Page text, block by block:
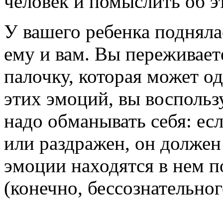
У вашего ребенка
ему и вам. Вы
палочку, которая может
этих эмоций, вы
надо обманывать себя:
или раздражен, он должен
эмоции находятся в нем
(конечно,